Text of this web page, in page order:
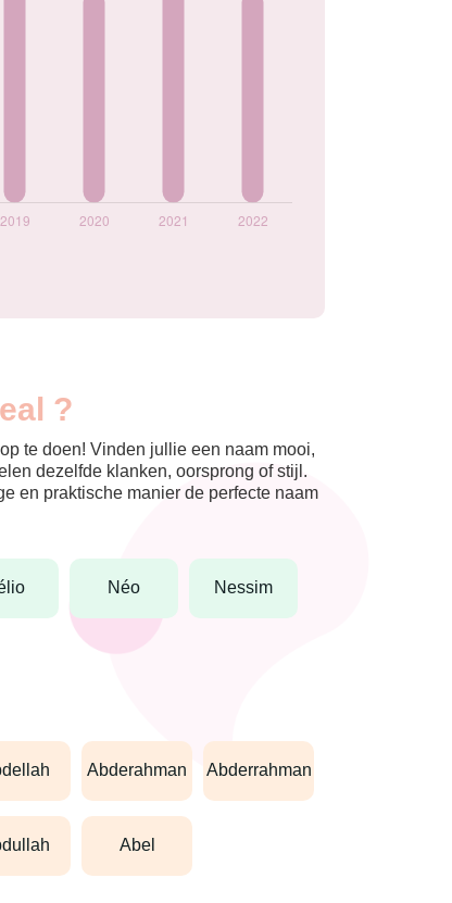
?
te doen! Vinden jullie een naam mooi,
dezelfde klanken, oorsprong of stijl.
en praktische manier de perfecte naam
néo nessim
abderahman abderrahman
abel